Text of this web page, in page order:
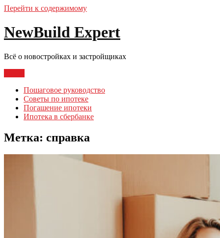
Перейти к содержимому
NewBuild Expert
Всё о новостройках и застройщиках
Пошаговое руководство
Советы по ипотеке
Погашение ипотеки
Ипотека в сбербанке
Метка: справка